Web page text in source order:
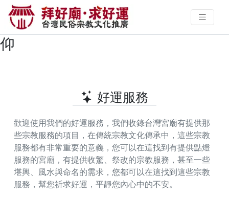
雲林縣東勢鄉提供光明燈的好廟 |
拜好廟‧求好運 找到與您有緣的信
仰
好運服務
歡迎使用我們的好運服務，我們收錄台灣宮廟有提供那
些宗教服務的項目，在傳統宗教文化傳承中，這些宗教
服務都有非常重要的意義，您可以在這找到有提供點燈
服務的宮廟，有提供收驚、祭改的宗教服務，甚至一些
堪輿、風水與命名的需求，您都可以在這找到這些宗教
服務，幫您祈求好運，平靜您內心中的不安。